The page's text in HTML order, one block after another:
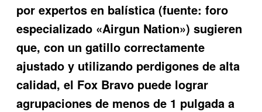
por expertos en balística (fuente: foro
especializado «Airgun Nation») sugieren
que, con un gatillo correctamente
ajustado y utilizando perdigones de alta
calidad, el Fox Bravo puede lograr
agrupaciones de menos de 1 pulgada a